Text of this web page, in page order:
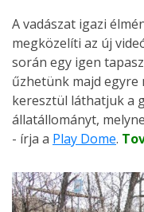
A vadászat igazi
megközelíti az új
során egy igen
űzhetünk majd egyre
keresztül láthatjuk a
állatállományt,
- írja a Play Dome.